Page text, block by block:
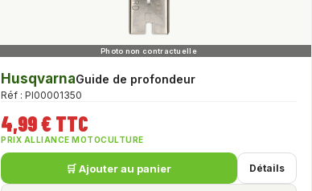
HusqvarnaGuide de profondeur
Réf : PI00001350
4,99 € TTC
PRIX ALLIANCE MOTOCULTURE
🛒 Ajouter au panier Détails